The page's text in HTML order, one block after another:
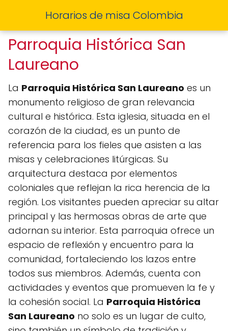
Horarios de misa Colombia
Parroquia Histórica San
Laureano
La Parroquia Histórica San Laureano es un
monumento religioso de gran relevancia
cultural e histórica. Esta iglesia, situada en el
corazón de la ciudad, es un punto de
referencia para los fieles que asisten a las
misas y celebraciones litúrgicas. Su
arquitectura destaca por elementos
coloniales que reflejan la rica herencia de la
región. Los visitantes pueden apreciar su altar
principal y las hermosas obras de arte que
adornan su interior. Esta parroquia ofrece un
espacio de reflexión y encuentro para la
comunidad, fortaleciendo los lazos entre
todos sus miembros. Además, cuenta con
actividades y eventos que promueven la fe y
la cohesión social. La Parroquia Histórica
San Laureano no solo es un lugar de culto,